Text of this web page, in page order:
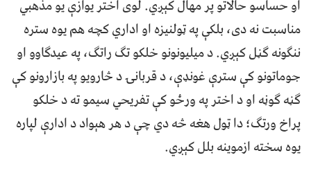
او حساسو حالاتو پر مهال کېږي. لوی اختر یوازې یو مذهبي
مناسبت نه دی، بلکې په ټولنیزه او اداري کچه هم یوه ستره
ننګونه ګڼل کېږي. د میلیونونو خلکو تګ راتګ، په عیدګاوو او
جوماتونو کې سترې غونډې، د قربانۍ د څارویو په بازارونو کې
ګڼه ګوڼه او د اختر په ورځو کې تفریحي سیمو ته د خلکو
پراخ ورتګ؛ دا ټول هغه څه دي چې د هر هېواد د ادارې لپاره
یوه سخته ازموینه بلل کېږي.